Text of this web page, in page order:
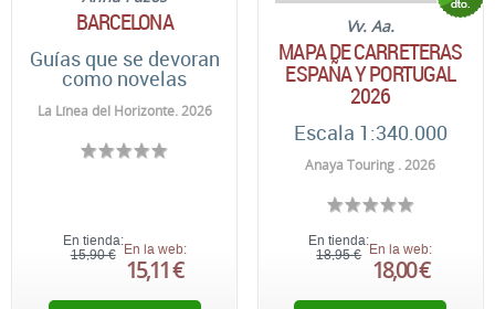
BARCELONA
Guías que se devoran
como novelas
La Línea del Horizonte. 2026
En tienda:
15,90 € En la web:
15,11 €
Vv. Aa.
MAPA DE CARRETERAS
ESPAÑA Y PORTUGAL
2026
Escala 1:340.000
Anaya Touring . 2026
En tienda:
18,95 €
En la web:
18,00 €